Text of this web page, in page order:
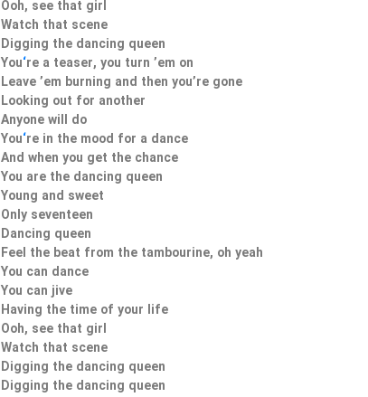
Ooh, see that girl
Watch that scene
Digging the dancing queen
You‘re a teaser, you turn ’em on
Leave ’em burning and then you’re gone
Looking out for another
Anyone will do
You‘re in the mood for a dance
And when you get the chance
You are the dancing queen
Young and sweet
Only seventeen
Dancing queen
Feel the beat from the tambourine, oh yeah
You can dance
You can jive
Having the time of your life
Ooh, see that girl
Watch that scene
Digging the dancing queen
Digging the dancing queen